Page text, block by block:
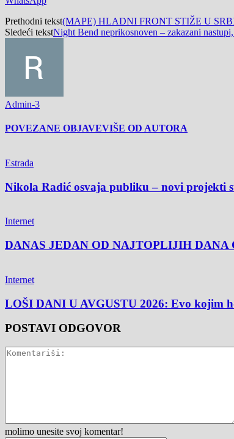
Prethodni tekst(MAPE) HLADNI FRONT STIŽE U
Sledeći tekstNight Bend neprikosnoven – zakazani
Admin-3
POVEZANE OBJAVEVIŠE OD AUTORA
Estrada
Nikola Radić osvaja publiku – novi projekti
Internet
DANAS JEDAN OD NAJTOPLIJIH DANA
Internet
LOŠI DANI U AVGUSTU 2026: Evo kojim
POSTAVI ODGOVOR
molimo unesite svoj komentar!